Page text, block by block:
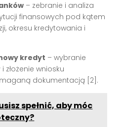
– zebranie i analiza
finansowych pod kątem
okresu kredytowania i
kredyt – wybranie
złożenie wniosku
dokumentacją [2].
spełnić, aby móc